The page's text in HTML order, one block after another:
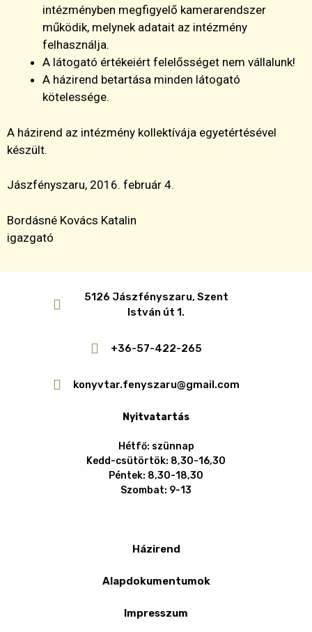
intézményben megfigyelő kamerarendszer
működik, melynek adatait az intézmény
felhasználja.
A látogató értékeiért felelősséget nem vállalunk!
A házirend betartása minden látogató
kötelessége.
A házirend az intézmény kollektívája egyetértésével
készült.
Jászfényszaru, 2016. február 4.
Bordásné Kovács Katalin
igazgató
5126 Jászfényszaru, Szent
István út 1.
+36-57-422-265
konyvtar.fenyszaru@gmail.com
Nyitvatartás
Hétfő: szünnap
Kedd-csütörtök: 8,30-16,30
Péntek: 8,30-18,30
Szombat: 9-13
Házirend
Alapdokumentumok
Impresszum